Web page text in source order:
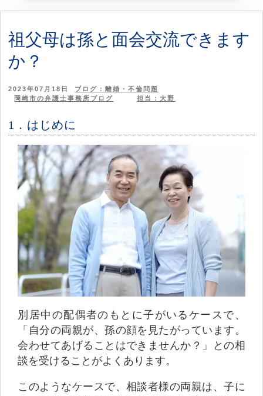
祖父母は孫と面会交流できます
か？
2023年07月18日
ブログ：離婚・不倫問題
岡崎市の弁護士事務所ブログ
担当：大野
1．はじめに
別居中の配偶者のもとに子がいるケースで、
「自分の両親が、孫の顔を見たがっています。
会わせてあげることはできませんか？」との相
談を受けることがよくあります。
このようなケースで、相談者様の両親は、子に